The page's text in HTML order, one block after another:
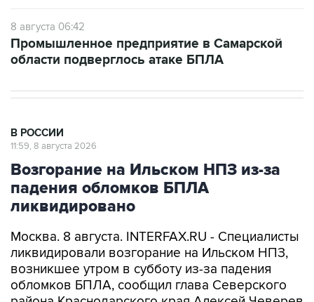
8 августа 06:42
Промышленное предприятие в Самарской
области подверглось атаке БПЛА
В РОССИИ
11:59, 8 августа 2026
Возгорание на Ильском НПЗ из-за
падения обломков БПЛА
ликвидировано
Москва. 8 августа. INTERFAX.RU - Специалисты
ликвидировали возгорание на Ильском НПЗ,
возникшее утром в субботу из-за падения
обломков БПЛА, сообщил глава Северского